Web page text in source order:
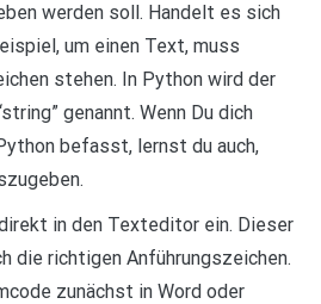
werden soll. Handelt es sich
um einen Text, muss
stehen. In Python wird der
genannt. Wenn Du dich
befasst, lernst du auch,
in den Texteditor ein. Dieser
die richtigen Anführungszeichen.
zunächst in Word oder